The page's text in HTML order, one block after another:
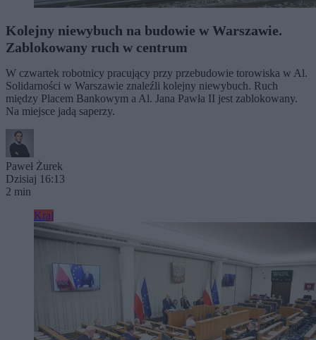
Kolejny niewybuch na budowie w Warszawie.
Zablokowany ruch w centrum
W czwartek robotnicy pracujący przy przebudowie torowiska w Al.
Solidarności w Warszawie znaleźli kolejny niewybuch. Ruch
między Placem Bankowym a Al. Jana Pawła II jest zablokowany.
Na miejsce jadą saperzy.
Paweł Żurek
Dzisiaj 16:13
2 min
Kraj